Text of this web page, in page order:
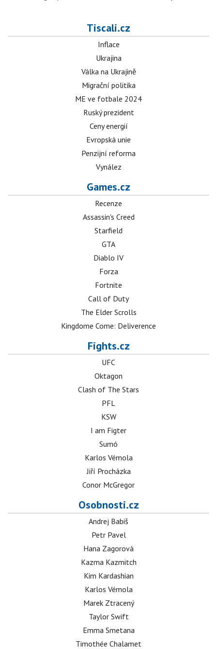
Tiscali.cz
Inflace
Ukrajina
Válka na Ukrajině
Migrační politika
ME ve fotbale 2024
Ruský prezident
Ceny energií
Evropská unie
Penzijní reforma
Vynález
Games.cz
Recenze
Assassin's Creed
Starfield
GTA
Diablo IV
Forza
Fortnite
Call of Duty
The Elder Scrolls
Kingdome Come: Deliverence
Fights.cz
UFC
Oktagon
Clash of The Stars
PFL
KSW
I am Figter
Sumó
Karlos Vémola
Jiří Procházka
Conor McGregor
Osobnosti.cz
Andrej Babiš
Petr Pavel
Hana Zagorová
Kazma Kazmitch
Kim Kardashian
Karlos Vémola
Marek Ztracený
Taylor Swift
Emma Smetana
Timothée Chalamet